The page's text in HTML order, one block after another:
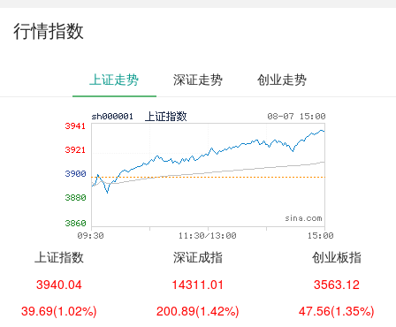
行情指数
上证走势 深证走势 创业走势
上证指数
3940.04
39.69(1.02%)
深证成指
14311.01
200.89(1.42%)
创业板指
3563.12
47.56(1.35%)